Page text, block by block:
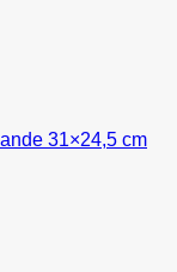
31×24,5 cm